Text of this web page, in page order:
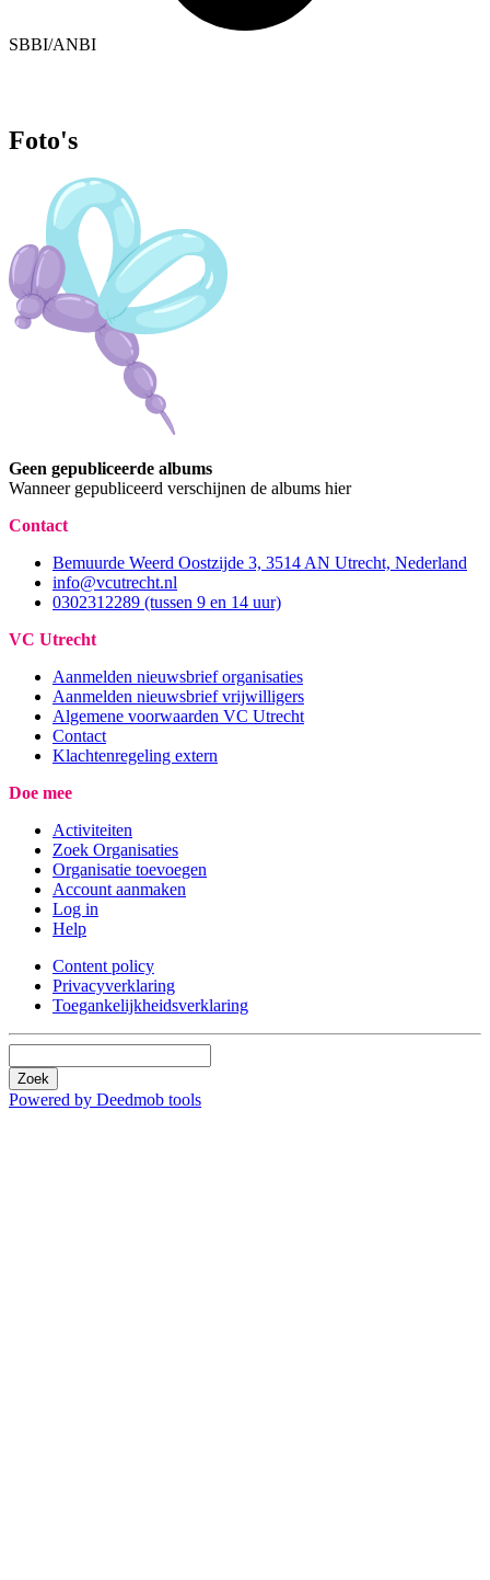
SBBI/ANBI
Foto's
Geen gepubliceerde albums
Wanneer gepubliceerd verschijnen de albums hier
Contact
Bemuurde Weerd Oostzijde 3, 3514 AN Utrecht, Nederland
info@vcutrecht.nl
0302312289 (tussen 9 en 14 uur)
VC Utrecht
Aanmelden nieuwsbrief organisaties
Aanmelden nieuwsbrief vrijwilligers
Algemene voorwaarden VC Utrecht
Contact
Klachtenregeling extern
Doe mee
Activiteiten
Zoek Organisaties
Organisatie toevoegen
Account aanmaken
Log in
Help
Content policy
Privacyverklaring
Toegankelijkheidsverklaring
Zoek
Powered by Deedmob tools